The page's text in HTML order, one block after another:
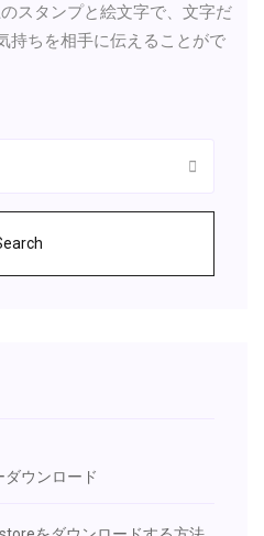
スタンプと絵文字で、文字だ
持ちを相手に伝えることがで
ダウンロード